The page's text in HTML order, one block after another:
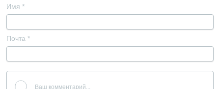
Имя *
Почта *